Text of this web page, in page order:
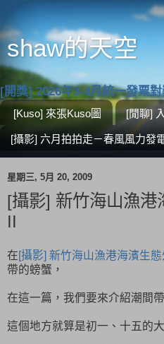
shaw的天空
[開獎] 2026年3-4月統一發票
[Kuso] 來張Kuso圖 [閒聊]
[攝影] 六月拍拍走－春風風力發
星期三, 5月 20, 2009
[攝影] 新竹海山漁港
II
在[攝影] 新竹海山漁港海濱生態
帶的螃蟹，
在這一篇，我們要來介紹潮間
這個地方就算是初一、十五的